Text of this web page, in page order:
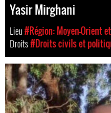
Yasir Mirghani
Lieu#Région: Moyen-Orient
Droits#Droits civils et